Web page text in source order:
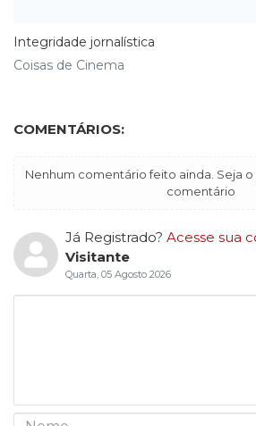
Integridade jornalística
Coisas de Cinema
COMENTÁRIOS:
Nenhum comentário feito ainda. Seja
comentário
Já Registrado? Acesse sua
Visitante
Quarta, 05 Agosto 2026